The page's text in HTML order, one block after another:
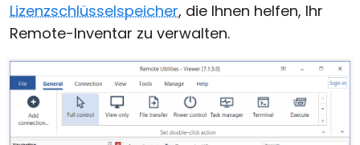
Lizenzschlüsselspeicher, die Ihnen helfen, Ihr
Remote-Inventar zu verwalten.